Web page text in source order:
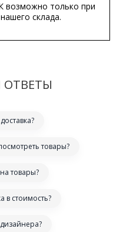
возможно только при
склада.
товары?
товары?
в стоимость?
дизайнера?